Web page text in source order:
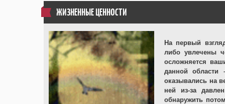
ЖИЗНЕННЫЕ ЦЕННОСТИ
На первый
либо увлечены
осложняется
данной области
оказывались на
ней из-за
обнаружить